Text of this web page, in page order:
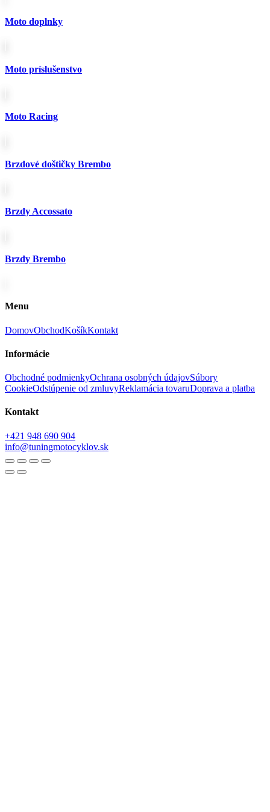
Moto doplnky
Moto príslušenstvo
Moto Racing
Brzdové doštičky Brembo
Brzdy Accossato
Brzdy Brembo
Menu
DomovObchodKošíkKontakt
Informácie
Obchodné podmienkyOchrana osobných údajovSúbory
CookieOdstúpenie od zmluvyReklamácia tovaruDoprava a platba
Kontakt
+421 948 690 904
info@tuningmotocyklov.sk